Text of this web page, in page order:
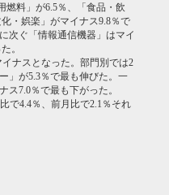
燃料」が6.5％、「食品・飲
・娯楽」がマイナス9.8％で
次ぐ「情報通信機器」はマイ
。
ナスとなった。部門別では2
」が5.3％で最も伸びた。一
ス7.0％で最も下がった。
で4.4％、前月比で2.1％それ